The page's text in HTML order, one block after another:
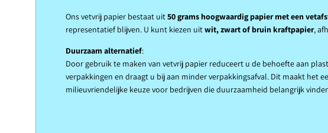
Ons vetvrij papier bestaat uit50 grams hoogwaardig papier met een
representatief blijven. U kunt kiezen uitwit, zwart of bruin kraftpapier,
Duurzaam alternatief:
Door gebruik te maken van vetvrij papier reduceert u de behoefte aan
verpakkingen en draagt u bij aan minder verpakkingsafval. Dit maakt het
milieuvriendelijke keuze voor bedrijven die duurzaamheid belangrijk